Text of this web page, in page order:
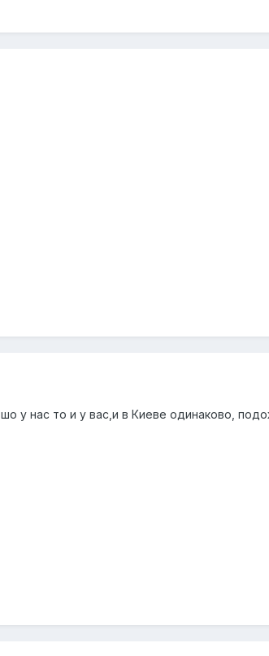
,шо у нас то и у вас,и в Киеве одинаково,